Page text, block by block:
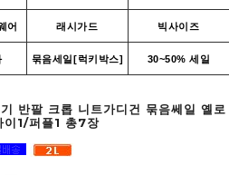
어 래시가드 빅사이즈
묶음세일[럭키박스] 30~50% 세일
반팔 크롭 니트가디건 묶음쎄일 옐로
이1/퍼플1 총7장